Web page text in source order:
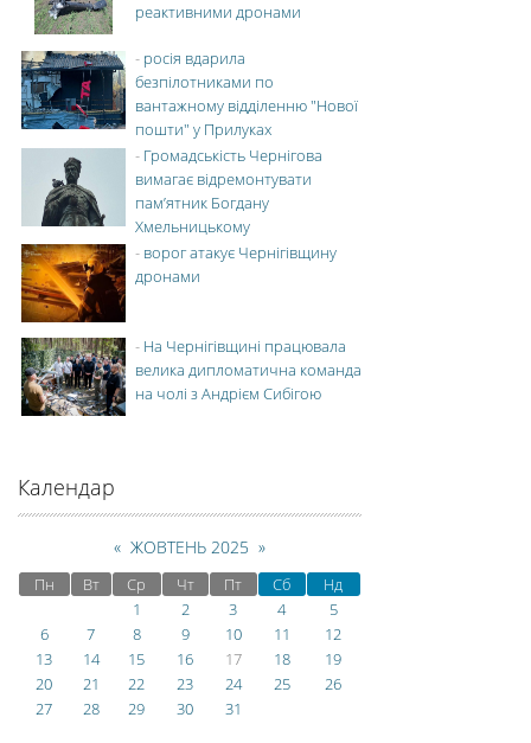
реактивними дронами
- росія вдарила
безпілотниками по
вантажному відділенню "Нової
пошти" у Прилуках
- Громадськість Чернігова
вимагає відремонтувати
пам’ятник Богдану
Хмельницькому
- ворог атакує Чернігівщину
дронами
- На Чернігівщині працювала
велика дипломатична команда
на чолі з Андрієм Сибігою
Календар
« ЖОВТЕНЬ 2025 »
Пн Вт Ср Чт Пт Сб
Нд
1
2 3 4
5
6
7 8 9 10 11
12
13
14 15 16 17 18
19
20
21 22 23 24 25
26
27
28 29 30 31